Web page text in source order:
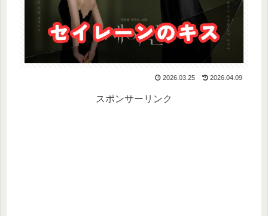
2026.03.25 2026.04.09
スポンサーリンク